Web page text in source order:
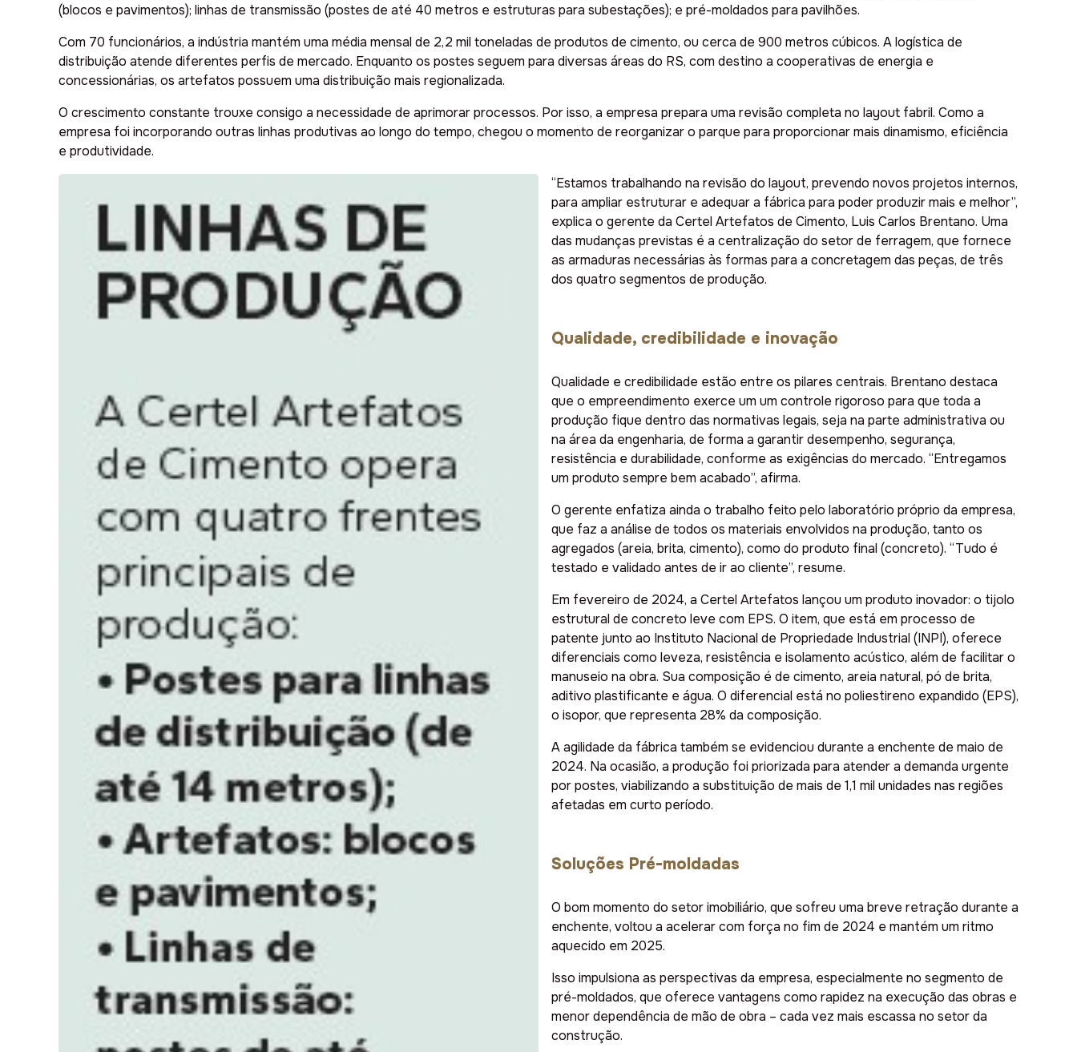
(blocos e pavimentos); linhas de transmissão (postes de até 40 metros e estruturas para subestações); e pré-moldados para pavilhões.
Com 70 funcionários, a indústria mantém uma média mensal de 2,2 mil toneladas de produtos de cimento, ou cerca de 900 metros cúbicos. A logística de
distribuição atende diferentes perfis de mercado. Enquanto os postes seguem para diversas áreas do RS, com destino a cooperativas de energia e
concessionárias, os artefatos possuem uma distribuição mais regionalizada.
O crescimento constante trouxe consigo a necessidade de aprimorar processos. Por isso, a empresa prepara uma revisão completa no layout fabril. Como a
empresa foi incorporando outras linhas produtivas ao longo do tempo, chegou o momento de reorganizar o parque para proporcionar mais dinamismo, eficiência
e produtividade.
“Estamos trabalhando na revisão do layout, prevendo novos projetos internos,
para ampliar estruturar e adequar a fábrica para poder produzir mais e melhor”,
explica o gerente da Certel Artefatos de Cimento, Luis Carlos Brentano. Uma
das mudanças previstas é a centralização do setor de ferragem, que fornece
as armaduras necessárias às formas para a concretagem das peças, de três
dos quatro segmentos de produção.
Qualidade, credibilidade e inovação
Qualidade e credibilidade estão entre os pilares centrais. Brentano destaca
que o empreendimento exerce um um controle rigoroso para que toda a
produção fique dentro das normativas legais, seja na parte administrativa ou
na área da engenharia, de forma a garantir desempenho, segurança,
resistência e durabilidade, conforme as exigências do mercado. “Entregamos
um produto sempre bem acabado”, afirma.
O gerente enfatiza ainda o trabalho feito pelo laboratório próprio da empresa,
que faz a análise de todos os materiais envolvidos na produção, tanto os
agregados (areia, brita, cimento), como do produto final (concreto). “Tudo é
testado e validado antes de ir ao cliente”, resume.
Em fevereiro de 2024, a Certel Artefatos lançou um produto inovador: o tijolo
estrutural de concreto leve com EPS. O item, que está em processo de
patente junto ao Instituto Nacional de Propriedade Industrial (INPI), oferece
diferenciais como leveza, resistência e isolamento acústico, além de facilitar o
manuseio na obra. Sua composição é de cimento, areia natural, pó de brita,
aditivo plastificante e água. O diferencial está no poliestireno expandido (EPS),
o isopor, que representa 28% da composição.
A agilidade da fábrica também se evidenciou durante a enchente de maio de
2024. Na ocasião, a produção foi priorizada para atender a demanda urgente
por postes, viabilizando a substituição de mais de 1,1 mil unidades nas regiões
afetadas em curto período.
Soluções Pré-moldadas
O bom momento do setor imobiliário, que sofreu uma breve retração durante a
enchente, voltou a acelerar com força no fim de 2024 e mantém um ritmo
aquecido em 2025.
Isso impulsiona as perspectivas da empresa, especialmente no segmento de
pré-moldados, que oferece vantagens como rapidez na execução das obras e
menor dependência de mão de obra – cada vez mais escassa no setor da
construção.